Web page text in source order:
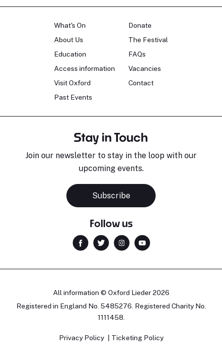
What's On
About Us
Education
Access information
Visit Oxford
Past Events
Donate
The Festival
FAQs
Vacancies
Contact
Stay in Touch
Join our newsletter to stay in the loop with our
upcoming events.
Subscribe
Follow us
All information © Oxford Lieder 2026
Registered in England No. 5485276. Registered Charity No.
1111458.
Privacy Policy Ticketing Policy